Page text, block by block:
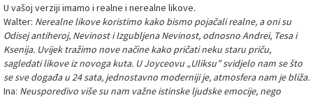
U vašoj verziji imamo i realne i nerealne likove.
Walter: Nerealne likove koristimo kako bismo pojačali realne, a oni su
Odisej antiheroj, Nevinost i Izgubljena Nevinost, odnosno Andrei, Tesa i
Ksenija. Uvijek tražimo nove načine kako pričati neku staru priču,
sagledati likove iz novoga kuta. U Joyceovu „Uliksu” svidjelo nam se što
se sve događa u 24 sata, jednostavno moderniji je, atmosfera nam je bliža.
Ina: Neusporedivo više su nam važne istinske ljudske emocije, nego